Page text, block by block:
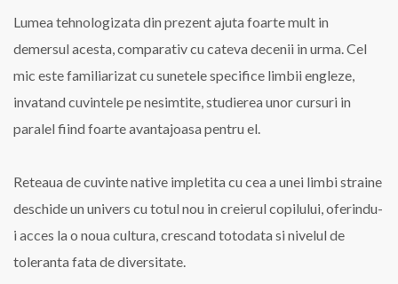
Lumea tehnologizata din prezent ajuta foarte mult in
demersul acesta, comparativ cu cateva decenii in urma. Cel
mic este familiarizat cu sunetele specifice limbii engleze,
invatand cuvintele pe nesimtite, studierea unor cursuri in
paralel fiind foarte avantajoasa pentru el.
Reteaua de cuvinte native impletita cu cea a unei limbi straine
deschide un univers cu totul nou in creierul copilului, oferindu-
i acces la o noua cultura, crescand totodata si nivelul de
toleranta fata de diversitate.